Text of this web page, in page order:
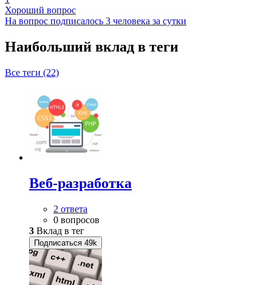
Хороший вопрос
На вопрос подписалось 3 человека за сутки
Наибольший вклад в теги
Все теги (22)
Веб-разработка
2 ответа
0 вопросов
3 Вклад в тег
Подписаться 49k